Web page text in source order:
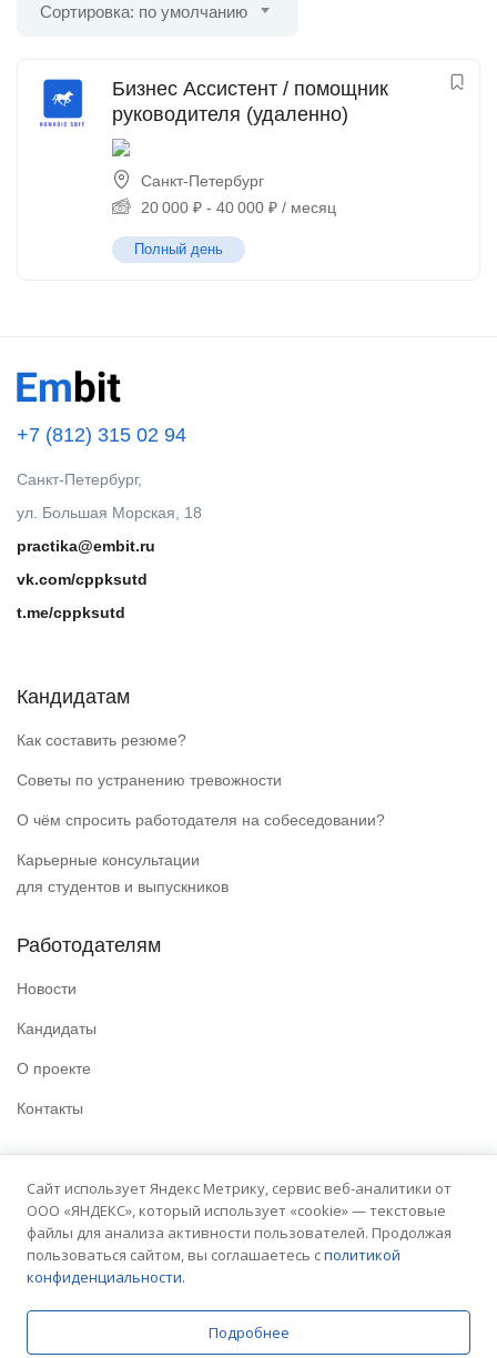
Сортировка: по умолчанию
Бизнес Ассистент / помощник
руководителя (удаленно)
Санкт-Петербург
20 000 ₽ - 40 000 ₽ / месяц
Полный день
+7 (812) 315 02 94
Санкт-Петербург,
ул. Большая Морская, 18
practika@embit.ru
vk.com/cppksutd
t.me/cppksutd
Кандидатам
Как составить резюме?
Советы по устранению тревожности
О чём спросить работодателя на собеседовании?
Карьерные консультации
для студентов и выпускников
Работодателям
Новости
Кандидаты
О проекте
Контакты
Политика конфиденциальности
Условия использования
Сайт университета
Сайт использует Яндекс Метрику, сервис веб-аналитики от
ООО «ЯНДЕКС», который использует «cookie» — текстовые
файлы для анализа активности пользователей. Продолжая
пользоваться сайтом, вы соглашаетесь сполитикой
конфиденциальности.
Подробнее